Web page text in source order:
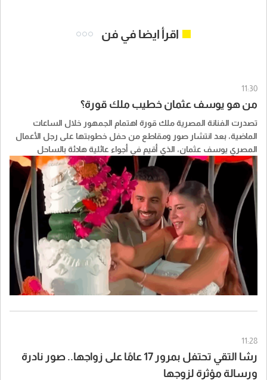
اقرأ ايضا في فن
11:30
من هو يوسف عثمان خطيب ملك قورة؟
تصدرت الفنانة المصرية ملك قورة اهتمام الجمهور خلال الساعات
الماضية، بعد انتشار صور ومقاطع من حفل خطوبتها على رجل الأعمال
المصري يوسف عثمان، الذي أقيم في أجواء عائلية هادئة بالساحل
الشمالي.
11:28
رشا التقي تحتفل بمرور 17 عامًا على زواجها.. صور نادرة
ورسالة مؤثرة لزوجها